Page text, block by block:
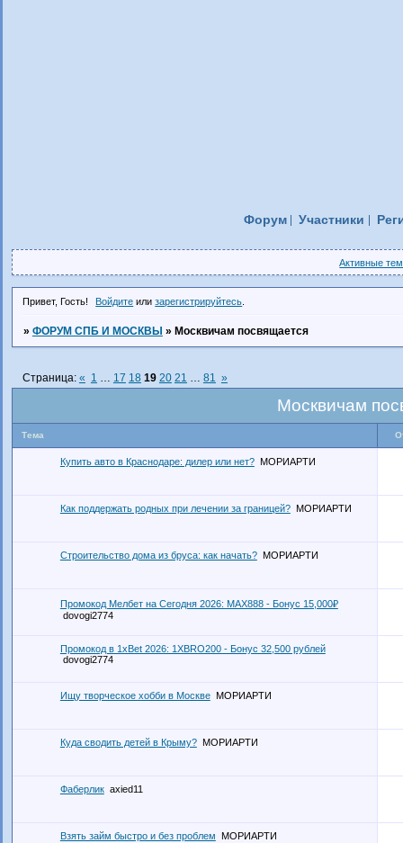
Форум Участники
Активные
Привет, Гость! Войдите илизарегистрируйтесь
» ФОРУМ СПБ И МОСКВЫ » Москвичам посвящается
Москвичам
Страница: « 1 … 17 18 19 20 21 … 81 »
Тема
Купить авто в Краснодаре: дилер или нет? МОРИАРТИ
Как поддержать родных при лечении за границей? МОРИАРТИ
Строительство дома из бруса: как начать? МОРИАРТИ
Промокод Мелбет на Сегодня 2026: MAX888 - Бонус 15,000₽
dovogi2774
Промокод в 1xBet 2026: 1XBRO200 - Бонус 32,500 рублей
dovogi2774
Ищу творческое хобби в Москве МОРИАРТИ
Куда сводить детей в Крыму? МОРИАРТИ
Фаберлик axied11
Взять займ быстро и без проблем МОРИАРТИ